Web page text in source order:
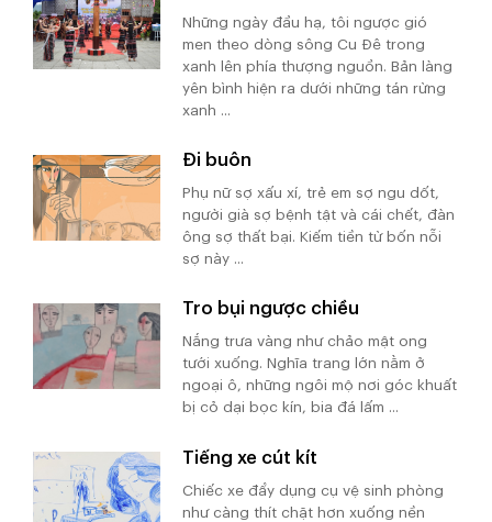
Những ngày đầu hạ, tôi ngược gió
men theo dòng sông Cu Đê trong
xanh lên phía thượng nguồn. Bản làng
yên bình hiện ra dưới những tán rừng
xanh ...
Đi buôn
Phụ nữ sợ xấu xí, trẻ em sợ ngu dốt,
người già sợ bệnh tật và cái chết, đàn
ông sợ thất bại. Kiếm tiền từ bốn nỗi
sợ này ...
Tro bụi ngược chiều
Nắng trưa vàng như chảo mật ong
tưới xuống. Nghĩa trang lớn nằm ở
ngoại ô, những ngôi mộ nơi góc khuất
bị cỏ dại bọc kín, bia đá lấm ...
Tiếng xe cút kít
Chiếc xe đẩy dụng cụ vệ sinh phòng
như càng thít chặt hơn xuống nền